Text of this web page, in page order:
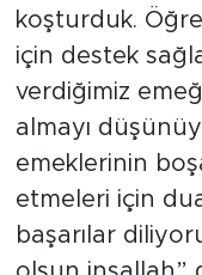
koşturduk.
için destek
verdiğimiz
almayı
emeklerinin
etmeleri için
başarılar